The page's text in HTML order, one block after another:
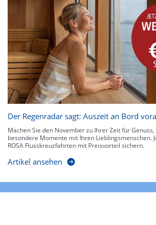
Der Regenradar sagt: Auszeit an Bord
Machen Sie den November zu Ihrer Zeit für
besondere Momente mit Ihren Lieblingsmenschen.
ROSA Flusskreuzfahrten mit Preisvorteil sichern.
Artikel ansehen